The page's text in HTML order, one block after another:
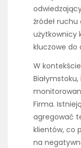
źródeł
użytkownicy
kluczowe do
W
Firma.
agregować
klientów, co
na